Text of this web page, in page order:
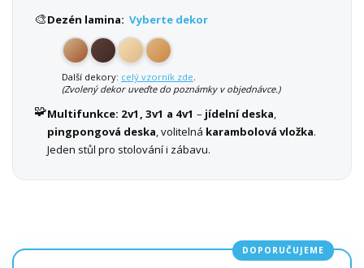
🎨Dezén lamina: Vyberte dekor
Další dekory: celý vzorník zde
(Zvolený dekor uveďte do poznámky v objednávce.)
🧩Multifunkce: 2v1, 3v1 a 4v1 – jídelní deska,
pingpongová deska, volitelná karambolová vložka.
Jeden stůl pro stolování i zábavu.
DOPORUČUJEME